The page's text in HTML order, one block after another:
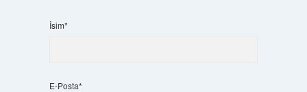
İsim*
E-Posta*